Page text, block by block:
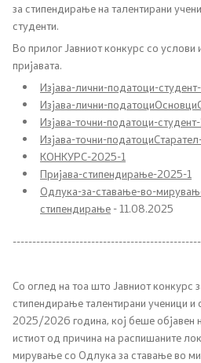
Градоначалник
Вработени
Совет на општината
ЈПКД Росоман - Росоман
ООУ Пере Тошев
ЈОУГД Праскичка
Новости
Соопштенија
за стипендирање на талентирани
студенти.
Во прилог Јавниот конкурс со услови
пријавата.
Изјава-лични-податоци-
Изјава-лични-
Изјава-точни-податоци-
Изјава-точни-
КОНКУРС-2025-1
Пријава-стипендирање-2025-1
Одлука-за-ставање-во-
стипендирање - 11.08.2025
Со оглед на тоа што Јавниот конкурс
стипендирање талентирани ученици и
2025/2026 година, кој беше објавен
истиот од причина на распишаните
мирување со Одлука за ставање во